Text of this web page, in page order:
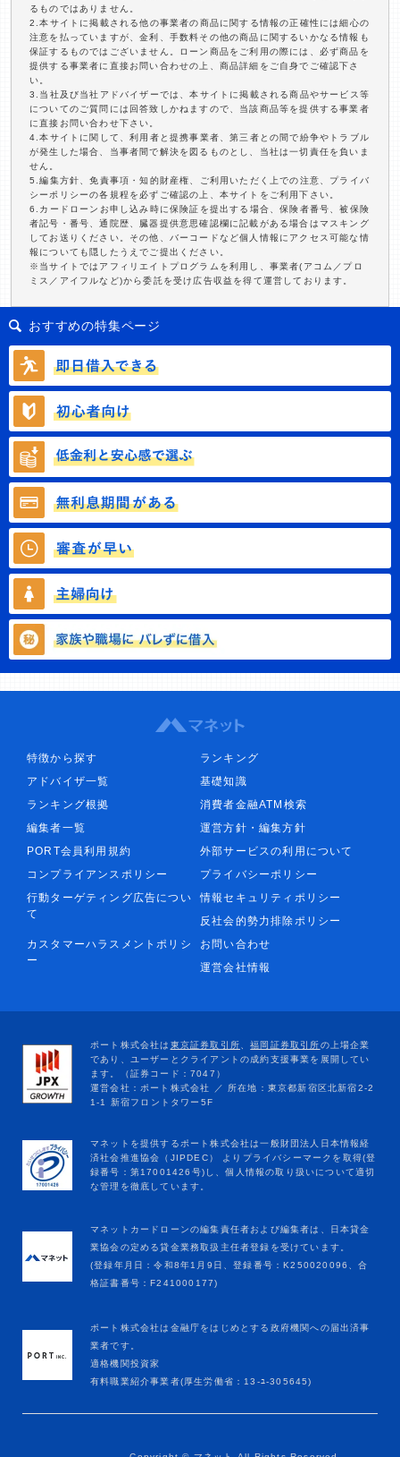
るものではありません。
2.本サイトに掲載される他の事業者の商品に関する情報の正確性には細心の
注意を払っていますが、金利、手数料その他の商品に関するいかなる情報も
保証するものではございません。ローン商品をご利用の際には、必ず商品を
提供する事業者に直接お問い合わせの上、商品詳細をご自身でご確認下さ
い。
3.当社及び当社アドバイザーでは、本サイトに掲載される商品やサービス等
についてのご質問には回答致しかねますので、当該商品等を提供する事業者
に直接お問い合わせ下さい。
4.本サイトに関して、利用者と提携事業者、第三者との間で紛争やトラブル
が発生した場合、当事者間で解決を図るものとし、当社は一切責任を負いま
せん。
5.編集方針、免責事項・知的財産権、ご利用いただく上での注意、プライバ
シーポリシーの各規程を必ずご確認の上、本サイトをご利用下さい。
6.カードローンお申し込み時に保険証を提出する場合、保険者番号、被保険
者記号・番号、通院歴、臓器提供意思確認欄に記載がある場合はマスキング
してお送りください。その他、バーコードなど個人情報にアクセス可能な情
報についても隠したうえでご提出ください。
※当サイトではアフィリエイトプログラムを利用し、事業者(アコム／プロ
ミス／アイフルなど)から委託を受け広告収益を得て運営しております。
おすすめの特集ページ
特徴から探す
ランキング
アドバイザ一覧
基礎知識
ランキング根拠
消費者金融ATM検索
編集者一覧
運営方針・編集方針
PORT会員利用規約
外部サービスの利用について
コンプライアンスポリシー
プライバシーポリシー
行動ターゲティング広告につい
て
情報セキュリティポリシー
反社会的勢力排除ポリシー
カスタマーハラスメントポリシ
ー
お問い合わせ
運営会社情報
マネットカードローンの編集責任者および編集者は、日本貸金
業協会の定める貸金業務取扱主任者登録を受けています。
(登録年月日：令和8年1月9日、登録番号：K250020096、合
格証書番号：F241000177)
ポート株式会社は金融庁をはじめとする政府機関への届出済事
業者です。
適格機関投資家
有料職業紹介事業者(厚生労働省：13-ﾕ-305645)